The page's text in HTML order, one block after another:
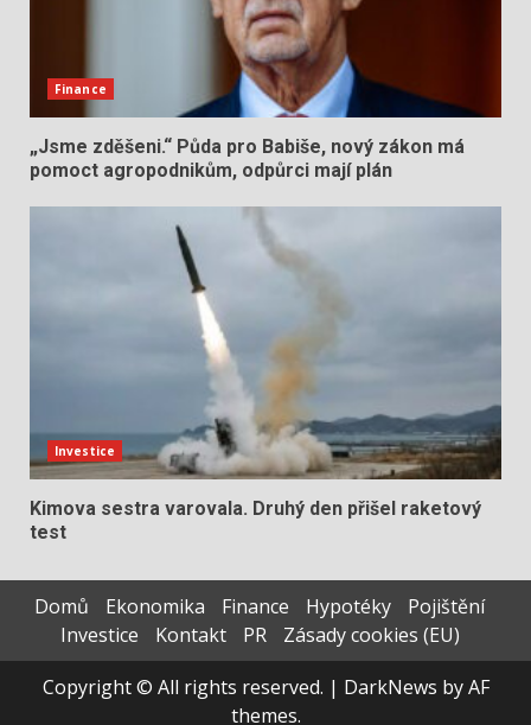
Finance
„Jsme zděšeni.“ Půda pro Babiše, nový zákon má
pomoct agropodnikům, odpůrci mají plán
Investice
Kimova sestra varovala. Druhý den přišel raketový
test
Domů Ekonomika Finance Hypotéky
Pojištění
Investice
Kontakt PR
Zásady cookies (EU)
Copyright © All rights reserved. | DarkNews by AF
themes.